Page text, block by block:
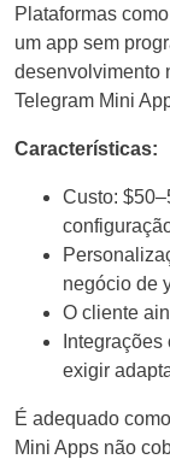
Plataformas
um app sem
desenvolvimento
Telegram Mini
Características:
Custo:
negócio de
O cliente
exigir
É adequado
Mini Apps não